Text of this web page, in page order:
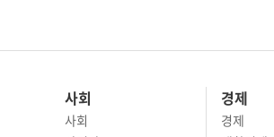
사회
사회
경제
경제